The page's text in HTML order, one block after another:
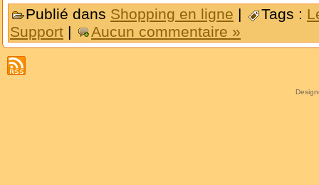
Publié dans Shopping en ligne | Tags :
Support | Aucun commentaire »